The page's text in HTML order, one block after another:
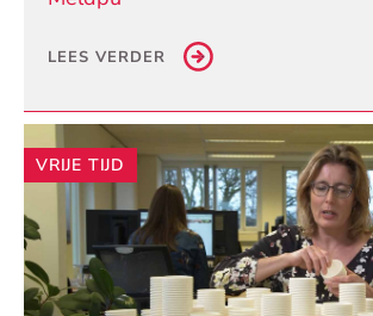
LEES VERDER
VRIJE TIJD